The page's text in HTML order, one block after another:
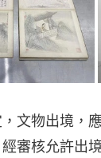
文物出境，
審核允許出